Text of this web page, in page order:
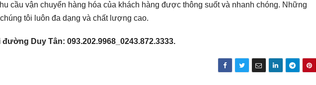
cầu vận chuyển hàng hóa của khách hàng được thông suốt và nhanh chóng. Những
tôi luôn đa dạng và chất lượng cao.
Duy Tân: 093.202.9968_0243.872.3333.